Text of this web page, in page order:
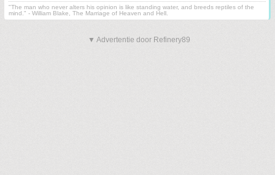
"The man who never alters his opinion is like standing water, and breeds reptiles of the
mind." - William Blake, The Marriage of Heaven and Hell.
▼ Advertentie door Refinery89